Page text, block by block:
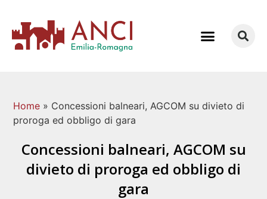
Home » Concessioni balneari, AGCOM su divieto di
proroga ed obbligo di gara
Concessioni balneari, AGCOM su
divieto di proroga ed obbligo di
gara